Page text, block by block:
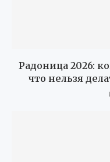
Радоница 2026:
что нельзя